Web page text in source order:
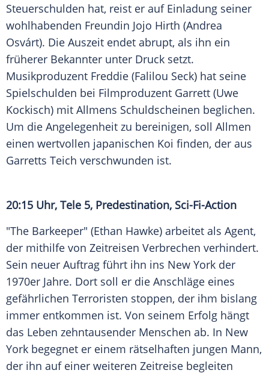
Steuerschulden hat, reist er auf Einladung seiner
wohlhabenden Freundin Jojo Hirth (Andrea
Osvárt). Die Auszeit endet abrupt, als ihn ein
früherer Bekannter unter Druck setzt.
Musikproduzent Freddie (Falilou Seck) hat seine
Spielschulden bei Filmproduzent Garrett (Uwe
Kockisch) mit Allmens Schuldscheinen beglichen.
Um die Angelegenheit zu bereinigen, soll Allmen
einen wertvollen japanischen Koi finden, der aus
Garretts Teich verschwunden ist.
20:15 Uhr, Tele 5, Predestination, Sci-Fi-Action
"The Barkeeper" (Ethan Hawke) arbeitet als Agent,
der mithilfe von Zeitreisen Verbrechen verhindert.
Sein neuer Auftrag führt ihn ins New York der
1970er Jahre. Dort soll er die Anschläge eines
gefährlichen Terroristen stoppen, der ihm bislang
immer entkommen ist. Von seinem Erfolg hängt
das Leben zehntausender Menschen ab. In New
York begegnet er einem rätselhaften jungen Mann,
der ihn auf einer weiteren Zeitreise begleiten